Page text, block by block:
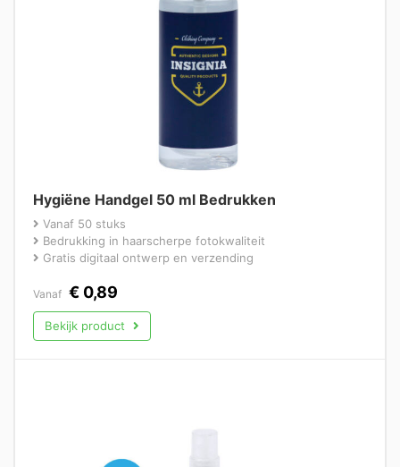
Hygiëne Handgel 50 ml Bedrukken
Vanaf 50 stuks
Bedrukking in haarscherpe fotokwaliteit
Gratis digitaal ontwerp en verzending
Vanaf € 0,89
Bekijk product